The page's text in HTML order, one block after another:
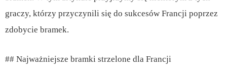
graczy, którzy przyczynili się do sukcesów Francji poprzez
zdobycie bramek.
## Najważniejsze bramki strzelone dla Francji